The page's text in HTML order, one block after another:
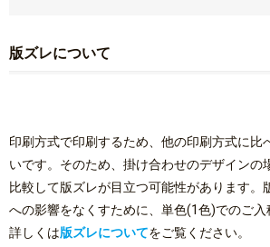
版ズレについて
印刷方式で印刷するため、他の印刷方式に比
いです。そのため、掛け合わせのデザインの
比較して版ズレが目立つ可能性があります。
への影響をなくすために、単色(1色)でのご入
詳しくは版ズレについてをご覧ください。